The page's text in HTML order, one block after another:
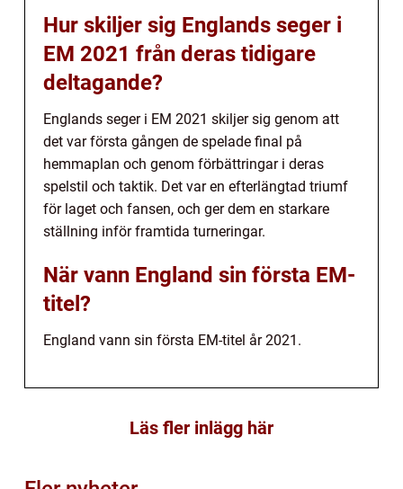
Hur skiljer sig Englands seger i
EM 2021 från deras tidigare
deltagande?
Englands seger i EM 2021 skiljer sig genom att
det var första gången de spelade final på
hemmaplan och genom förbättringar i deras
spelstil och taktik. Det var en efterlängtad triumf
för laget och fansen, och ger dem en starkare
ställning inför framtida turneringar.
När vann England sin första EM-
titel?
England vann sin första EM-titel år 2021.
Läs fler inlägg här